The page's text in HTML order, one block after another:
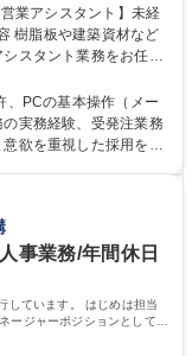
スタント業務をお任せ
の発注・加工依頼のほ
ト、各仕入先・協力会
成および発送手配 ■商
、PCの基本操作（メー
実務経験、受発注業務
欲を重視した採用を行
り正確に作業を進めら
は一切不要です。丁
スタートしていただけ
事業務/年間休日
しています。 はじめは担当
ージャーポジションとして活